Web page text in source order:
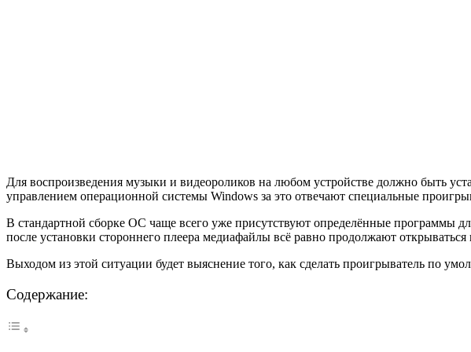
Для воспроизведения музыки и видеороликов на любом устройстве должно быть
управлением операционной системы Windows за это отвечают специальные
В стандартной сборке ОС чаще всего уже присутствуют определённые программы
после установки стороннего плеера медиафайлы всё равно продолжают
Выходом из этой ситуации будет выяснение того, как сделать проигрыватель по
Содержание: